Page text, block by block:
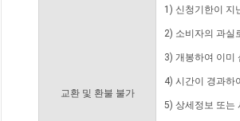
교환 및 환불 불가
1) 신청기한이 지
2) 소비자의 과실
3) 개봉하여 이미
4) 시간이 경과하
5) 상세정보 또는